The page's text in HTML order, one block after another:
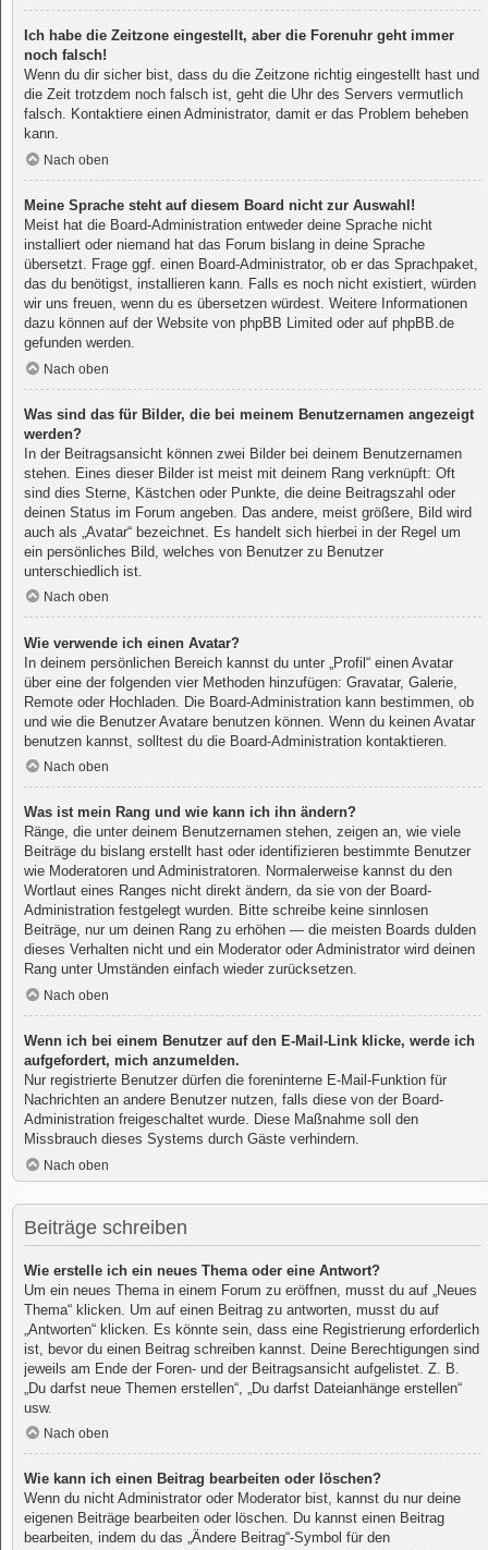
Ich habe die Zeitzone eingestellt, aber die Forenuhr geht immer
noch falsch!
Wenn du dir sicher bist, dass du die Zeitzone richtig eingestellt hast und
die Zeit trotzdem noch falsch ist, geht die Uhr des Servers vermutlich
falsch. Kontaktiere einen Administrator, damit er das Problem beheben
kann.
Nach oben
Meine Sprache steht auf diesem Board nicht zur Auswahl!
Meist hat die Board-Administration entweder deine Sprache nicht
installiert oder niemand hat das Forum bislang in deine Sprache
übersetzt. Frage ggf. einen Board-Administrator, ob er das Sprachpaket,
das du benötigst, installieren kann. Falls es noch nicht existiert, würden
wir uns freuen, wenn du es übersetzen würdest. Weitere Informationen
dazu können auf der Website von phpBB Limited oder auf phpBB.de
gefunden werden.
Nach oben
Was sind das für Bilder, die bei meinem Benutzernamen angezeigt
werden?
In der Beitragsansicht können zwei Bilder bei deinem Benutzernamen
stehen. Eines dieser Bilder ist meist mit deinem Rang verknüpft: Oft
sind dies Sterne, Kästchen oder Punkte, die deine Beitragszahl oder
deinen Status im Forum angeben. Das andere, meist größere, Bild wird
auch als „Avatar“ bezeichnet. Es handelt sich hierbei in der Regel um
ein persönliches Bild, welches von Benutzer zu Benutzer
unterschiedlich ist.
Nach oben
Wie verwende ich einen Avatar?
In deinem persönlichen Bereich kannst du unter „Profil“ einen Avatar
über eine der folgenden vier Methoden hinzufügen: Gravatar, Galerie,
Remote oder Hochladen. Die Board-Administration kann bestimmen, ob
und wie die Benutzer Avatare benutzen können. Wenn du keinen Avatar
benutzen kannst, solltest du die Board-Administration kontaktieren.
Nach oben
Was ist mein Rang und wie kann ich ihn ändern?
Ränge, die unter deinem Benutzernamen stehen, zeigen an, wie viele
Beiträge du bislang erstellt hast oder identifizieren bestimmte Benutzer
wie Moderatoren und Administratoren. Normalerweise kannst du den
Wortlaut eines Ranges nicht direkt ändern, da sie von der Board-
Administration festgelegt wurden. Bitte schreibe keine sinnlosen
Beiträge, nur um deinen Rang zu erhöhen — die meisten Boards dulden
dieses Verhalten nicht und ein Moderator oder Administrator wird deinen
Rang unter Umständen einfach wieder zurücksetzen.
Nach oben
Wenn ich bei einem Benutzer auf den E-Mail-Link klicke, werde ich
aufgefordert, mich anzumelden.
Nur registrierte Benutzer dürfen die foreninterne E-Mail-Funktion für
Nachrichten an andere Benutzer nutzen, falls diese von der Board-
Administration freigeschaltet wurde. Diese Maßnahme soll den
Missbrauch dieses Systems durch Gäste verhindern.
Nach oben
Beiträge schreiben
Wie erstelle ich ein neues Thema oder eine Antwort?
Um ein neues Thema in einem Forum zu eröffnen, musst du auf „Neues
Thema“ klicken. Um auf einen Beitrag zu antworten, musst du auf
„Antworten“ klicken. Es könnte sein, dass eine Registrierung erforderlich
ist, bevor du einen Beitrag schreiben kannst. Deine Berechtigungen sind
jeweils am Ende der Foren- und der Beitragsansicht aufgelistet. Z. B.
„Du darfst neue Themen erstellen“, „Du darfst Dateianhänge erstellen“
usw.
Nach oben
Wie kann ich einen Beitrag bearbeiten oder löschen?
Wenn du nicht Administrator oder Moderator bist, kannst du nur deine
eigenen Beiträge bearbeiten oder löschen. Du kannst einen Beitrag
bearbeiten, indem du das „Ändere Beitrag“-Symbol für den